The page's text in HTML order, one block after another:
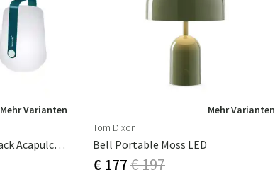
Mehr Varianten
Balad Lampe H12 3er-Pack Acapulco Blau
Mehr Varianten
Tom Dixon
Bell Portable Moss LED
€ 177€ 197